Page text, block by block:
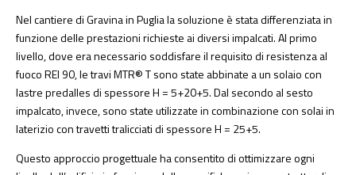
Nel cantiere di Gravina in Puglia la soluzione è stata differenziata in
funzione delle prestazioni richieste ai diversi impalcati. Al primo
livello, dove era necessario soddisfare il requisito di resistenza al
fuoco REI 90, le travi MTR® T sono state abbinate a un solaio con
lastre predalles di spessore H = 5+20+5. Dal secondo al sesto
impalcato, invece, sono state utilizzate in combinazione con solai in
laterizio con travetti tralicciati di spessore H = 25+5.
Questo approccio progettuale ha consentito di ottimizzare ogni